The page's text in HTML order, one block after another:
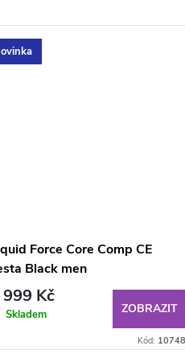
Force Core Comp CE
Black men
999 Kč
Skladem ZOBRAZIT
Kód: